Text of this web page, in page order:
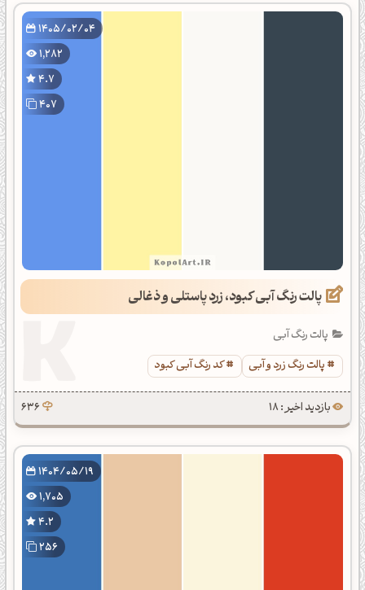
1405/02/04
1,282
4.7
407
پالت رنگ آبی کبود، زرد پاستلی و ذغالی
پالت رنگ آبی
پالت رنگ زرد و آبی
کد رنگ آبی کبود
بازدید اخیر : 18 636
1404/05/19
1,705
4.2
256